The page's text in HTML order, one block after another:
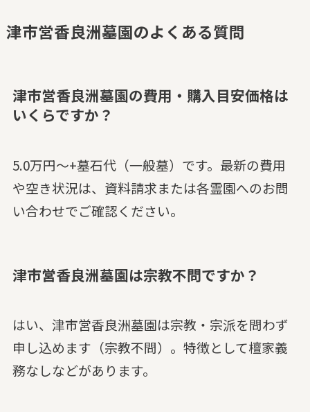
津市営香良洲墓園のよくある質問
津市営香良洲墓園の費用・購入目安価格は
いくらですか？
5.0万円～+墓石代（一般墓）です。最新の費用
や空き状況は、資料請求または各霊園へのお問
い合わせでご確認ください。
津市営香良洲墓園は宗教不問ですか？
はい、津市営香良洲墓園は宗教・宗派を問わず
申し込めます（宗教不問）。特徴として檀家義
務なしなどがあります。